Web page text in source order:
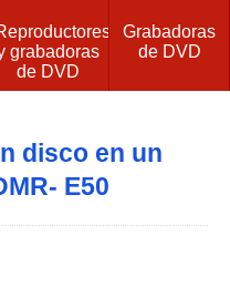
grabadoras
de DVD
Grabadoras
de DVD
disco en un
E50